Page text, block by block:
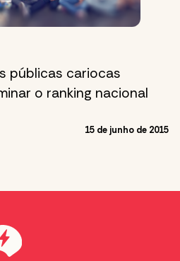
públicas cariocas
o ranking nacional
15 de junho de 2015